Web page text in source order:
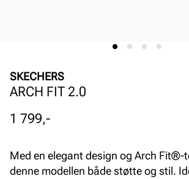
SKECHERS
ARCH FIT 2.0
Pris
1 799,-
Med en elegant design og Arch Fit®-
denne modellen både støtte og stil.